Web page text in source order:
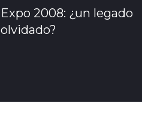
Expo 2008: ¿un legado
olvidado?